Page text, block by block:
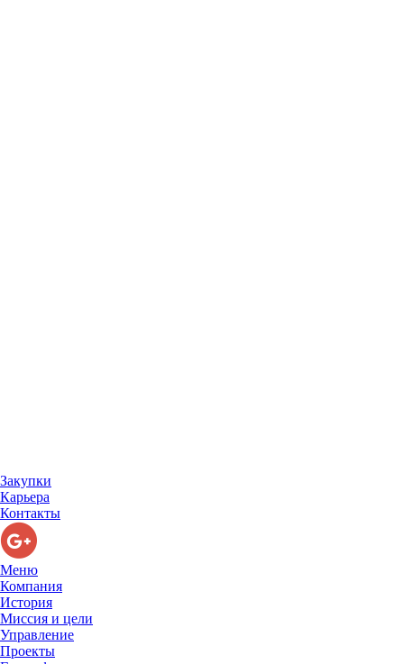
Закупки
Карьера
Контакты
Меню
Компания
История
Миссия и цели
Управление
Проекты